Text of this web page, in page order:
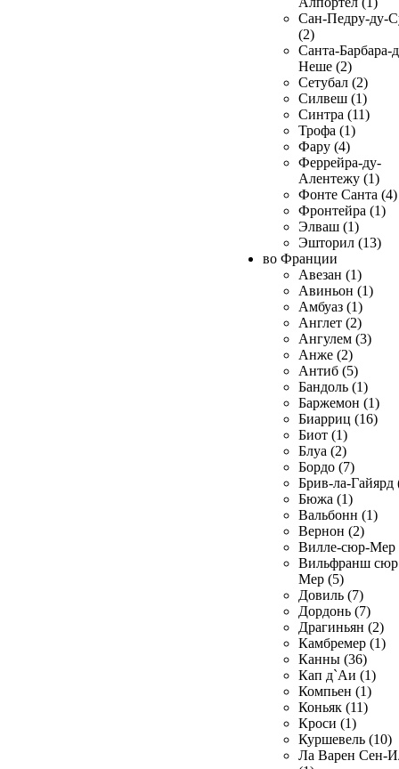
Сан-Педру-ду-
(2)
Санта-Барбара-
Неше (2)
Сетубал (2)
Силвеш (1)
Синтра (11)
Трофа (1)
Фару (4)
Феррейра-ду-
Алентежу (1)
Фонте Санта (4)
Фронтейра (1)
Элваш (1)
Эшторил (13)
во Франции
Авезан (1)
Авиньон (1)
Амбуаз (1)
Англет (2)
Ангулем (3)
Анже (2)
Антиб (5)
Бандоль (1)
Баржемон (1)
Биарриц (16)
Биот (1)
Блуа (2)
Бордо (7)
Брив-ла-Гайярд
Бюжа (1)
Вальбонн (1)
Вернон (2)
Вилле-сюр-Мер
Вильфранш сюр
Мер (5)
Довиль (7)
Дордонь (7)
Драгиньян (2)
Камбремер (1)
Канны (36)
Кап д`Аи (1)
Компьен (1)
Коньяк (11)
Кроси (1)
Куршевель (10)
Ла Варен Сен-